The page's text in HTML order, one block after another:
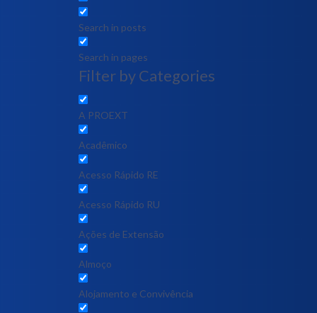
Search in posts
Search in pages
Filter by Categories
A PROEXT
Acadêmico
Acesso Rápido RE
Acesso Rápido RU
Ações de Extensão
Almoço
Alojamento e Convivência